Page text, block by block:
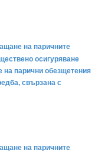
на паричните
осигуряване
на парични обезщетения
свързана с
на паричните